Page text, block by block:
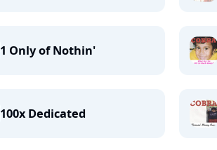
1 Only of Nothin'
100x Dedicated